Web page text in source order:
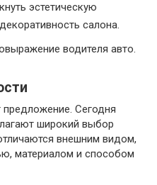
эстетическую
салона.
водителя авто.
Сегодня
широкий выбор
внешним видом,
материалом и способом